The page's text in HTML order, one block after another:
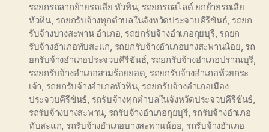
รถยกรถลากย้ายรถเสีย หัวหิน, รถยกรถสไลด์ ยกย้ายรถเสีย
หัวหิน รถยกรับจ้างทุกตำบลในจังหวัดประจวบคีรีขันธ์, รถยก
รับจ้างบางสะพาน อำเภอ รถยกรับจ้างอำเภอกุยบุรี, รถยก
รับจ้างอำเภอทับสะแก รถยกรับจ้างอำเภอบางสะพานน้อย รถ
ยกรับจ้างอำเภอประจวบคีรีขันธ์, รถยกรับจ้างอำเภอปราณบุรี
รถยกรับจ้างอำเภอสามร้อยยอด รถยกรับจ้างอำเภอห้วยกระ
เจ้า รถยกรับจ้างอำเภอหัวหิน, รถยกรับจ้างอำเภอเมือง
ประจวบคีรีขันธ์ รถรับจ้างทุกตำบลในจังหวัดประจวบคีรีขันธ์
รถรับจ้างบางสะพาน รถรับจ้างอำเภอกุยบุรี, รถรับจ้างอำเภอ
ทับสะแก รถรับจ้างอำเภอบางสะพานน้อย รถรับจ้างอำเภอ